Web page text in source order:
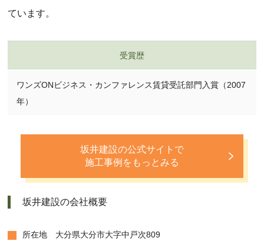
ています。
受賞歴
ワンズONビジネス・カンファレンス賃貸受託部門入賞（2007
年）
坂井建設の公式サイトで
施工事例をもっとみる
坂井建設の会社概要
所在地 大分県大分市大字中戸次809